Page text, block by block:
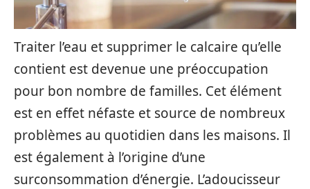
Traiter l’eau et supprimer le calcaire qu’elle
contient est devenue une préoccupation
pour bon nombre de familles. Cet élément
est en effet néfaste et source de nombreux
problèmes au quotidien dans les maisons. Il
est également à l’origine d’une
surconsommation d’énergie. L’adoucisseur